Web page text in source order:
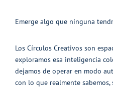
Emerge algo que ninguna
Los Círculos Creativos son
exploramos esa inteligencia
dejamos de operar en modo
con lo que realmente sabemos,